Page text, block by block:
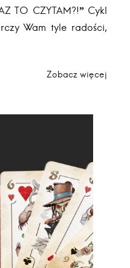
TO CZYTAM?!” Cykl
Wam tyle radości,
Zobacz więcej